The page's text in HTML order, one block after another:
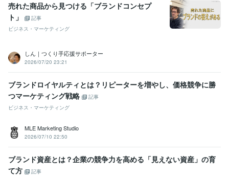
売れた商品から見つける「ブランドコンセプ
ト」
記事
ビジネス・マーケティング
しん｜つくり手応援サポーター
2026/07/20 23:21
ブランドロイヤルティとは？リピーターを増やし、価格競争に勝
つマーケティング戦略
記事
ビジネス・マーケティング
MLE Marketing Studio
2026/07/10 22:50
ブランド資産とは？企業の競争力を高める「見えない資産」の育
て方
記事